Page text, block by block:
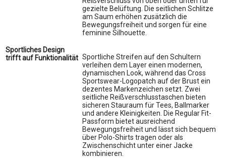
gezielte Belüftung. Die seitlichen Schlitze
am Saum erhöhen zusätzlich die
Bewegungsfreiheit und sorgen für eine
feminine Silhouette.
Sportliches Design
trifft auf Funktionalität Sportliche Streifen auf den Schultern
verleihen dem Layer einen modernen,
dynamischen Look, während das Cross
Sportswear-Logopatch auf der Brust ein
dezentes Markenzeichen setzt. Zwei
seitliche Reißverschlusstaschen bieten
sicheren Stauraum für Tees, Ballmarker
und andere Kleinigkeiten. Die Regular Fit-
Passform bietet ausreichend
Bewegungsfreiheit und lässt sich bequem
über Polo-Shirts tragen oder als
Zwischenschicht unter einer Jacke
kombinieren.